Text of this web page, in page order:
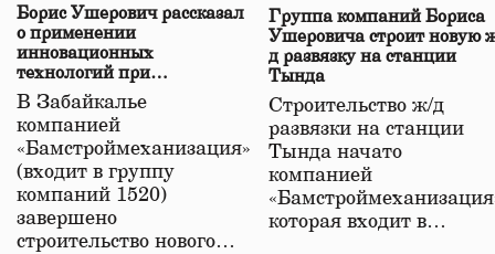
Борис Ушерович рассказал
о применении
инновационных
технологий при
строительстве нового моста
в Забайкалье
В Забайкалье
компанией
«Бамстроймеханизация»
(входит в группу
компаний 1520)
завершено
строительство нового…
Группа компаний Бориса
Ушеровича строит новую
д развязку на станции
Тында
Строительство ж/д
развязки на станции
Тында начато
компанией
которая входит в…